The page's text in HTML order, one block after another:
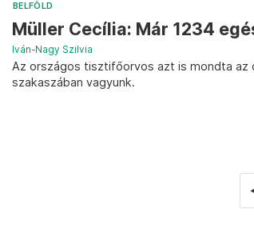
BELFÖLD
Müller Cecília: Már 1234
Iván-Nagy Szilvia
Az országos tisztifőorvos azt is mondta
szakaszában vagyunk.